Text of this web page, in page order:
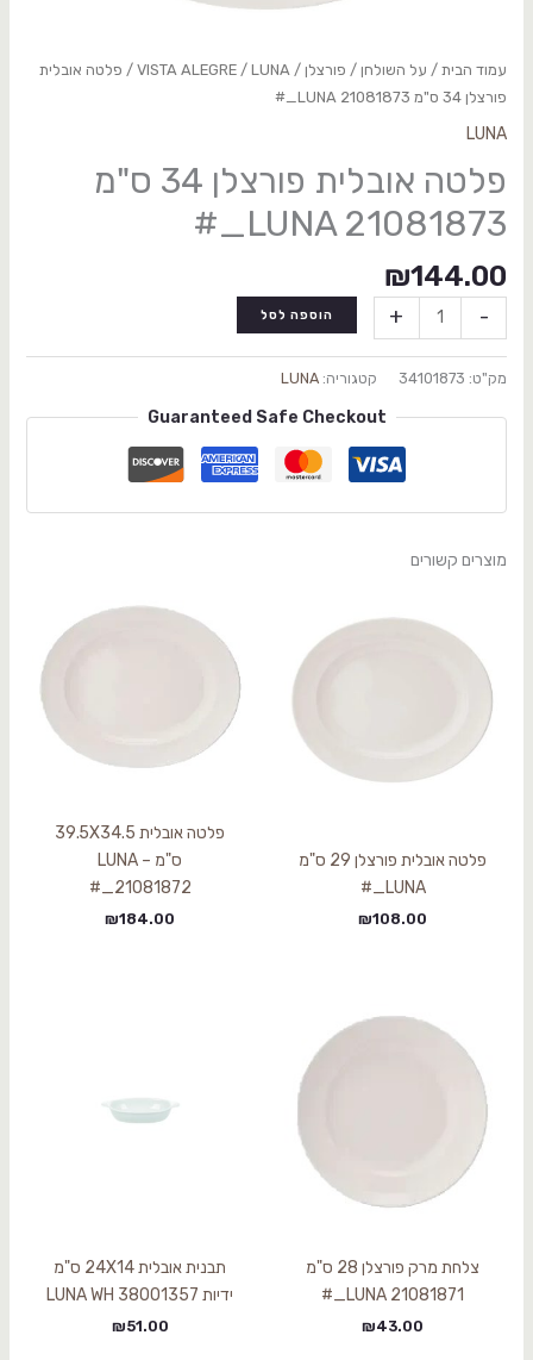
עמוד הבית/ על השולחן / פורצלן /
VISTA ALEGRE /LUNA
/ פלטה אובלית
פורצלן 34 ס"מ LUNA 21081873_#
LUNA
פלטה אובלית פורצלן 34 ס"מ
LUNA 21081873_#
₪144.00
-
+ הוספה לסל
מק"ט: 34101873 קטגוריה: LUNA
Guaranteed Safe Checkout
מוצרים קשורים
פלטה אובלית פורצלן 29 ס"מ
LUNA_#
₪108.00
פלטה אובלית 39.5X34.5
ס"מ LUNA –
21081872_#
₪184.00
צלחת מרק פורצלן 28 ס"מ
LUNA 21081871_#
₪43.00
תבנית אובלית 24X14 ס"מ
ידיות 38001357 LUNA WH
₪51.00